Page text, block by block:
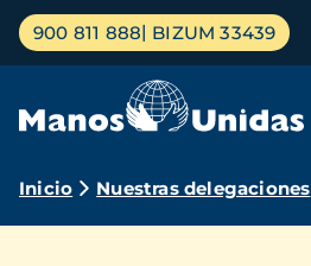
Pasar
contenido
Menú
principal
900 811 888 BIZUM 33439
Ruta
Inicio Nuestras delegaciones